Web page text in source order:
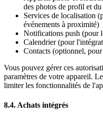
des photos de profil et
Services de localisation
événements à proximité)
Notifications push (pour
Calendrier (pour
Contacts (optionnel,
Vous pouvez gérer ces
paramètres de votre appareil.
limiter les fonctionnalités de
8.4. Achats intégrés